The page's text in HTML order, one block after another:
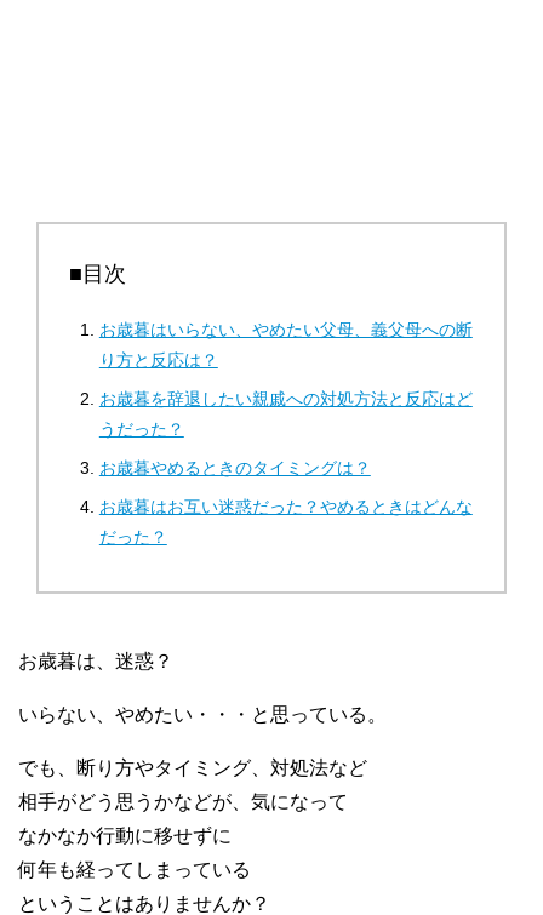
■目次
お歳暮はいらない、やめたい父母、義父母への断
り方と反応は？
お歳暮を辞退したい親戚への対処方法と反応はど
うだった？
お歳暮やめるときのタイミングは？
お歳暮はお互い迷惑だった？やめるときはどんな
だった？
お歳暮は、迷惑？
いらない、やめたい・・・と思っている。
でも、断り方やタイミング、対処法など
相手がどう思うかなどが、気になって
なかなか行動に移せずに
何年も経ってしまっている
ということはありませんか？